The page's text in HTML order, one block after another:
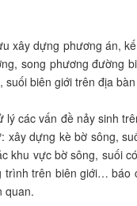
xây dựng phương án,
song phương đường
suối biên giới trên địa
lý các vấn đề nảy sinh
xây dựng kè bờ sông,
khu vực bờ sông, suối
trình trên biên giới… báo
quan.